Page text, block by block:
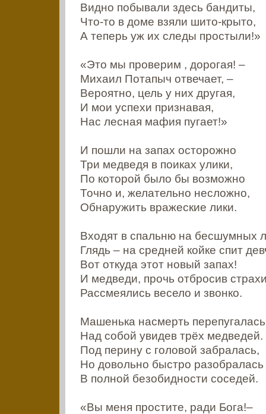
Видно побывали здесь бандиты,
Что-то в доме взяли шито-крыто,
А теперь уж их следы простыли!»
«Это мы проверим , дорогая! –
Михаил Потапыч отвечает, –
Вероятно, цель у них другая,
И мои успехи признавая,
Нас лесная мафия пугает!»
И пошли на запах осторожно
Три медведя в поиках улики,
По которой было бы возможно
Точно и, желательно несложно,
Обнаружить вражеские лики.
Входят в спальню на бесшумных
Глядь – на средней койке спит
Вот откуда этот новый запах!
И медведи, прочь отбросив
Рассмеялись весело и звонко.
Машенька насмерть
Над собой увидев трёх медведей.
Под перину с головой забралась,
Но довольно быстро разобралась
В полной безобидности соседей.
«Вы меня простите, ради Бога!–